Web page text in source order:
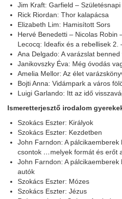
Jim Kraft: Garfield –
Rick Riordan: Thor kalapácsa
Elizabeth Lim: Hamisított Sors
Hervé Benedetti – Nicolas Robin
Lecocq: Ideafix és a rebellisek 2.
Ana Delgado: A varázslat benned
Janikovszky Éva: Még óvodás
Amelia Mellor: Az élet
Bojti Anna: Vidámpark a város
Luigi Garlando: Itt az idő
Ismeretterjesztő irodalom
Szokács Eszter: Királyok
Szokács Eszter: Kezdetben
John Farndon: A
csontok …melyek formát és erőt
John Farndon: A
autók
Szokács Eszter: Mózes
Szokács Eszter: Jézus